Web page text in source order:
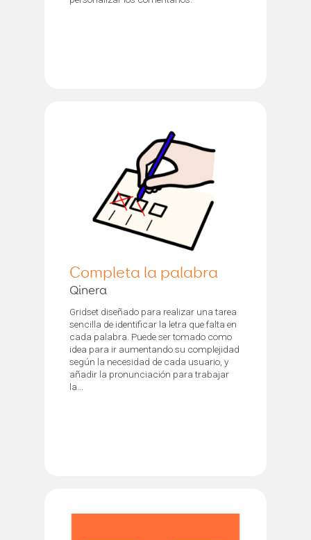
Completa la palabra
Qinera
Gridset diseñado para realizar una tarea
sencilla de identificar la letra que falta en
cada palabra. Puede ser tomado como
idea para ir aumentando su complejidad
según la necesidad de cada usuario, y
añadir la pronunciación para trabajar
la...